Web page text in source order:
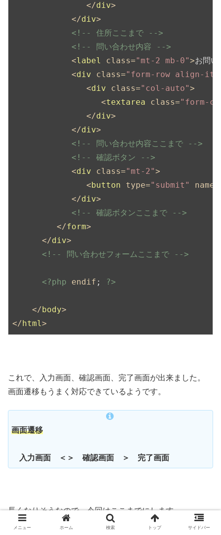
</div>
</div>
<!-- 住所ここまで -->
<!-- 問い合わせ内容 -->
<label class="mt-2 mb-0">お問い
<div class="form-row align-
<div class="col-auto">
<textarea class="form-
</div>
</div>
<!-- 問い合わせ内容ここまで -->
<!-- 確認ボタン -->
<div class="mt-2">
< button type="submit" name
</div>
<!-- 確認ボタンここまで -->
</form>
</div>
<!-- 問い合わせフォームここまで -->
<?php endif ; ?>
</ body>
</ html>
これで、入力画面、確認画面、完了画面が出来ました。
画面遷移もうまく対応できているようです。
画面遷移
入力画面 ＜＞ 確認画面 ＞ 完了画面
長くなりそうなので、今回はここまでにします。
次回は、送信後の動作を作っていきます。
メニュー ホーム 検索 トップ サイドバー